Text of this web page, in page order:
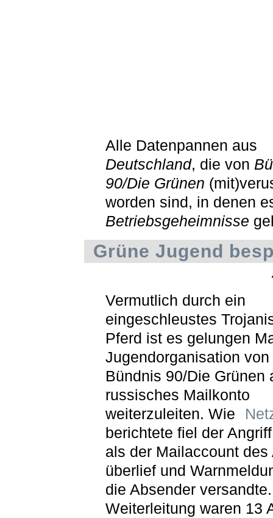
Alle Datenpannen aus
Deutschland, die von
90/Die Grünen
worden sind, in denen
Betriebsgeheimnisse
Grüne Jugend
Vermutlich durch ein
eingeschleustes
Pferd ist es gelungen
Jugendorganisation von
Bündnis 90/Die Grünen
russisches Mailkonto
weiterzuleiten. Wie
berichtete fiel der
als der Mailaccount des
überlief und
die Absender
Weiterleitung waren 13